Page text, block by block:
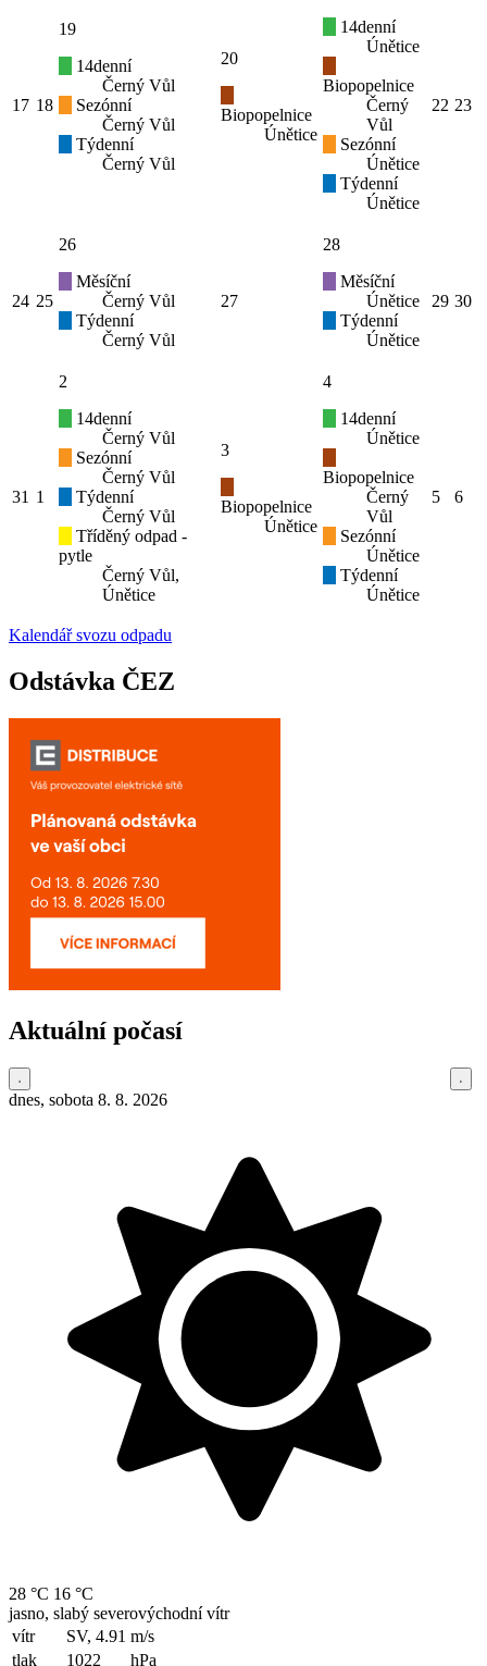
17 18
19
14denní
Černý Vůl
Sezónní
Černý Vůl
Týdenní
Černý Vůl
20
Biopopelnice
Únětice
14denní
Únětice
Biopopelnice
Černý
Vůl
Sezónní
Únětice
Týdenní
Únětice
22 23
24 25
26
Měsíční
Černý Vůl
Týdenní
Černý Vůl
27
28
Měsíční
Únětice
Týdenní
Únětice
29 30
31 1
2
14denní
Černý Vůl
Sezónní
Černý Vůl
Týdenní
Černý Vůl
Tříděný odpad -
pytle
Černý Vůl,
Únětice
3
Biopopelnice
Únětice
4
14denní
Únětice
Biopopelnice
Černý
Vůl
Sezónní
Únětice
Týdenní
Únětice
5 6
Kalendář svozu odpadu
Odstávka ČEZ
Aktuální počasí
dnes, sobota 8. 8. 2026
28 °C 16 °C
jasno, slabý severovýchodní vítr
vítr
SV, 4.91 m/s
tlak
1022 hPa